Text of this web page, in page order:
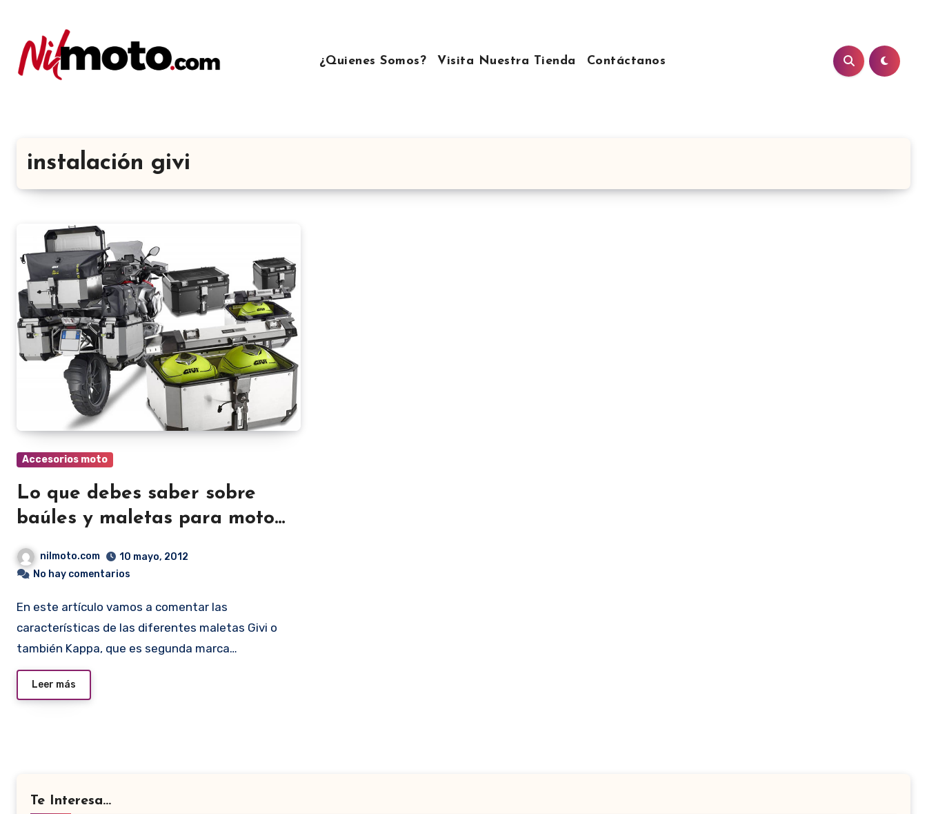
¿Quienes Somos? Visita Nuestra Tienda Contáctanos
instalación givi
Accesorios moto
Lo que debes saber sobre
baúles y maletas para moto
Givi
nilmoto.com
10 mayo, 2012
No hay comentarios
En este artículo vamos a comentar las
características de las diferentes maletas Givi o
también Kappa, que es segunda marca…
Leer más
Te Interesa...